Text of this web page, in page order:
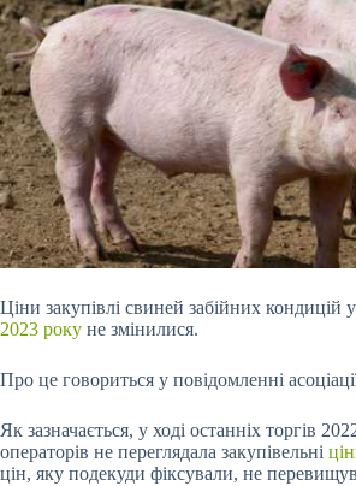
Ціни закупівлі свиней забійних кондицій у
2023 року не змінилися.
Про це говориться у повідомленні
Як зазначається, у ході останніх торгів
операторів не переглядала закупівельні
цін, яку подекуди фіксували, не